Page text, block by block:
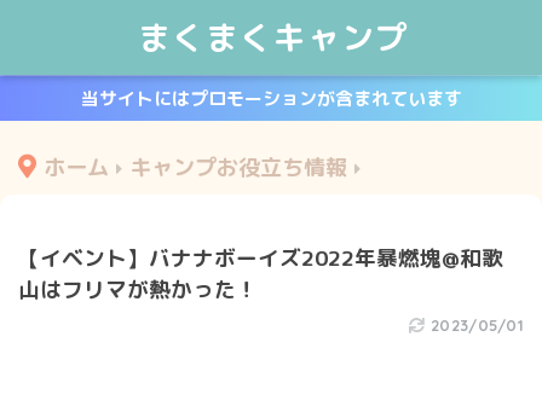
まくまくキャンプ
当サイトにはプロモーションが含まれています
ホーム キャンプお役立ち情報
【イベント】バナナボーイズ2022年暴燃塊@和歌
山はフリマが熱かった！
2023/05/01